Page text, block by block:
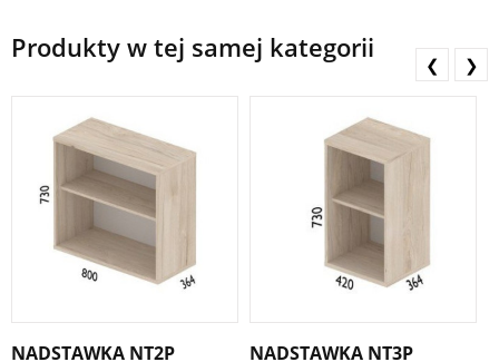
Produkty w tej samej kategorii
NADSTAWKA NT2P NADSTAWKA NT3P
❮ ❯